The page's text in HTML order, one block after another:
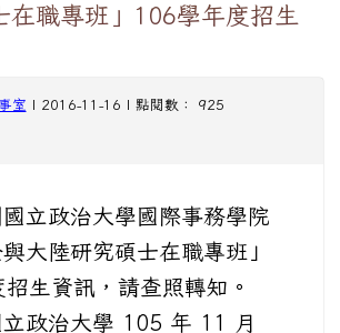
在職專班」106學年度招生
室 | 2016-11-16 | 點閱數： 925
立政治大學國際事務學院
與大陸研究碩士在職專班」
生資訊，請查照轉知。
政治大學 105 年 11 月